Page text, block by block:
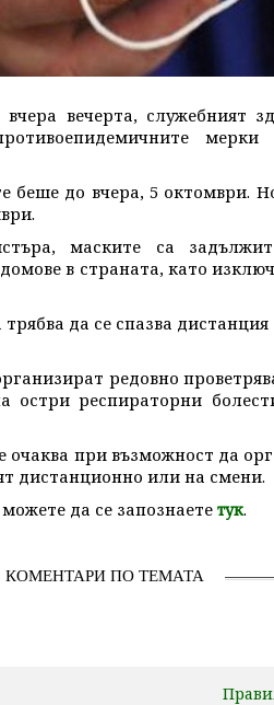
вчера вечерта, служебният
до вчера, 5 октомври.
маските са
в страната, като
да се спазва
редовно
остри респираторни
очаква при възможност да
дистанционно или на смени.
да се запознаете тук.
КОМЕНТАРИ ПО ТЕМАТА